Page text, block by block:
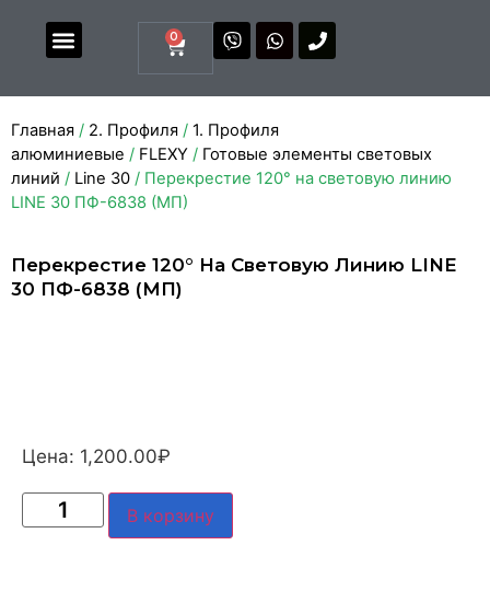
0
Главная / 2. Профиля / 1. Профиля
алюминиевые / FLEXY / Готовые элементы световых
линий / Line 30 / Перекрестие 120° на световую линию
LINE 30 ПФ-6838 (МП)
Перекрестие 120° На Световую Линию LINE
30 ПФ-6838 (МП)
Цена: 1,200.00₽
В корзину